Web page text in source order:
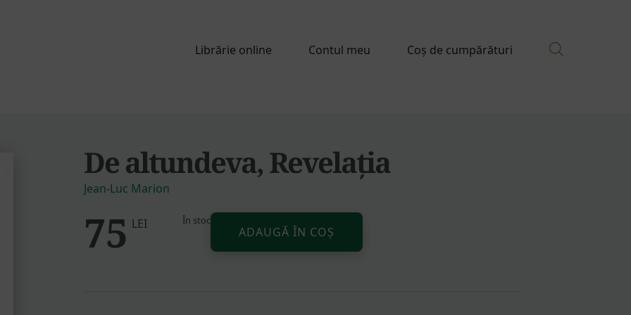
Librărie online Contul meu Coș de cumpărături
De altundeva, Revelația
Jean-Luc Marion
75 LEI În stocCantitate
altundeva,
ADAUGĂ ÎN COȘ
Alternative: